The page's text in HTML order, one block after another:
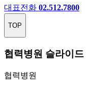
대표전화 02.512.7800
TOP
협력병원 슬라이드
협력병원